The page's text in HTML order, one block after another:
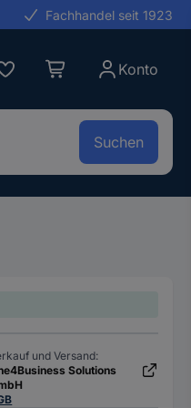
Fachhandel seit 1923
Konto
Suchen
und Versand:
Solutions